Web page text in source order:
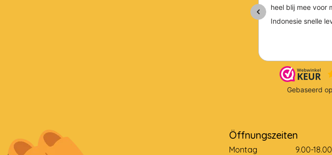
Öffnungszeiten
Montag
9.00-18.00